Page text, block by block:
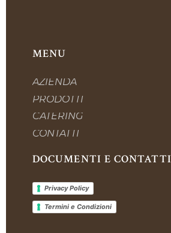
MENU
AZIENDA
PRODOTTI
CATERING
CONTATTI
DOCUMENTI E CONTATTI
Privacy Policy
Termini e Condizioni